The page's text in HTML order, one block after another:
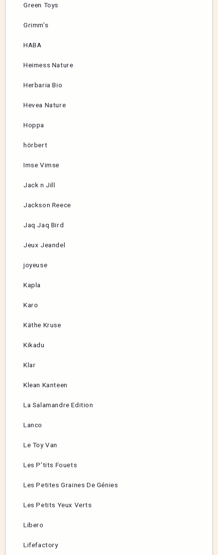
Green Toys
Grimm’s
HABA
Heimess Nature
Herbaria Bio
Hevea Nature
Hoppa
hörbert
Imse Vimse
Jack n Jill
Jackson Reece
Jaq Jaq Bird
Jeux Jeandel
joyeuse
Kapla
Karo
Käthe Kruse
Kikadu
Klar
Klean Kanteen
La Salamandre Edition
Lanco
Le Toy Van
Les P’tits Fouets
Les Petites Graines De Génies
Les Petits Yeux Verts
Libero
Lifefactory